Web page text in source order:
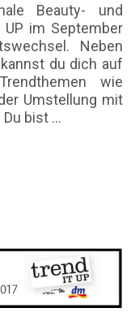
Beauty- und
im September
Neben
du dich auf
wie
Umstellung mit
bist …